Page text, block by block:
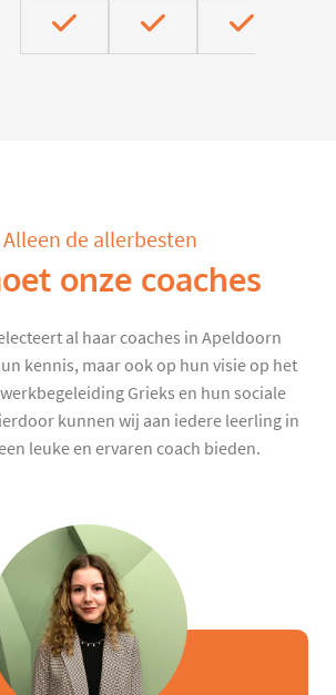
Alleen de allerbesten
onze coaches
al haar coaches in Apeldoorn
kennis, maar ook op hun visie op het
Grieks en hun sociale
kunnen wij aan iedere leerling in
leuke en ervaren coach bieden.